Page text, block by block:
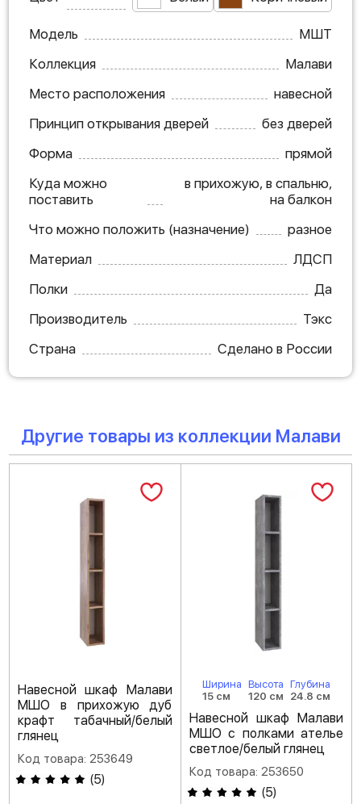
Модель
МШТ
Коллекция
Малави
Место расположения
навесной
Принцип открывания дверей
без дверей
Форма
прямой
Куда можно
поставить
в прихожую, в спальню,
на балкон
Что можно положить (назначение)
разное
Материал
ЛДСП
Полки
Да
Производитель
Тэкс
Страна
Сделано в России
Другие товары из коллекции Малави
Навесной шкаф Малави
МШО в прихожую дуб
крафт табачный/белый
глянец
Код товара: 253649
(5)
Ширина
15 см
Высота
120 см
Глубина
24.8 см
Навесной шкаф Малави
МШО с полками ателье
светлое/белый глянец
Код товара: 253650
(5)